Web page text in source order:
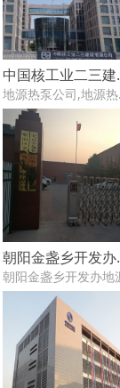
中国核工业
地源热泵公司,
专业地源热泵维修保养,运营托管,安装改造技术可靠,经
北京地区15年地源热泵维修保养 安装改造经验,技术精湛，专业解决各种地源热泵系统难题，欢迎咨询各种地源热泵维修保养 安装改造技术难题！
朝阳金
专业地源热泵维修保养,运营托管,安装改造技术可靠,经
北京地区15年地源热泵维修保养 安装改造经验,技术精湛，专业解决各种地源热泵系统难题，欢迎咨询各种地源热泵维修保养 安装改造技术难题！